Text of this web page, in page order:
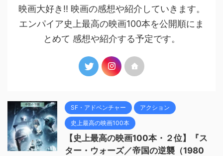
映画大好き!! 映画の感想や紹介していきます。
エンパイア史上最高の映画100本を公開順にま
とめて 感想や紹介する予定です。
SF・アドベンチャー アクション
史上最高の映画100本
【史上最高の映画100本・２位】『ス
ター・ウォーズ／帝国の逆襲（1980